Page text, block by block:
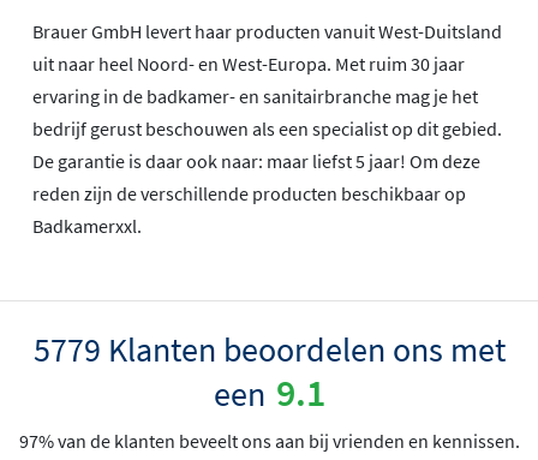
Brauer GmbH levert haar producten vanuit West-Duitsland
uit naar heel Noord- en West-Europa. Met ruim 30 jaar
ervaring in de badkamer- en sanitairbranche mag je het
bedrijf gerust beschouwen als een specialist op dit gebied.
De garantie is daar ook naar: maar liefst 5 jaar! Om deze
reden zijn de verschillende producten beschikbaar op
Badkamerxxl.
5779 Klanten beoordelen ons met
een 9.1
97% van de klanten beveelt ons aan bij vrienden en kennissen.